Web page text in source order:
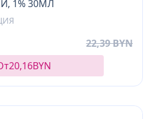
1% 30МЛ
22,39 BYN
20,16BYN